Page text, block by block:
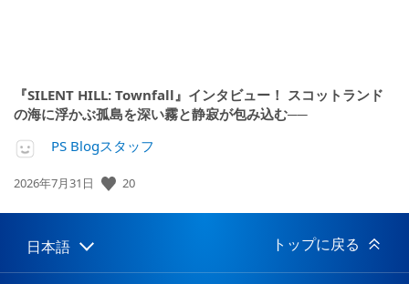
『SILENT HILL: Townfall』インタビュー！ スコットランド
の海に浮かぶ孤島を深い霧と静寂が包み込む──
PS Blogスタッフ
公
日:
2026年7月31日 20
Select
a
Current
region:
日本語 トップに戻る